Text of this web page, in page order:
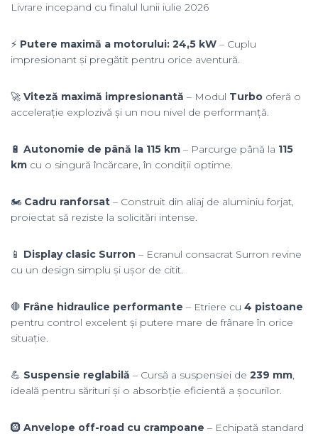
Livrare incepand cu finalul lunii iulie 2026
⚡ Putere maximă a motorului: 24,5 kW – Cuplu
impresionant și pregătit pentru orice aventură.
🚀 Viteză maximă impresionantă – Modul Turbo oferă o
accelerație explozivă și un nou nivel de performanță.
🔋 Autonomie de până la 115 km – Parcurge până la 115
km cu o singură încărcare, în condiții optime.
🏍️ Cadru ranforsat – Construit din aliaj de aluminiu forjat,
proiectat să reziste la solicitări intense.
📱 Display clasic Surron – Ecranul consacrat Surron revine
cu un design simplu și ușor de citit.
🛑 Frâne hidraulice performante – Etriere cu 4 pistoane
pentru control excelent și putere mare de frânare în orice
situație.
💪 Suspensie reglabilă – Cursă a suspensiei de 239 mm,
ideală pentru sărituri și o absorbție eficientă a șocurilor.
🛞 Anvelope off-road cu crampoane – Echipată standard